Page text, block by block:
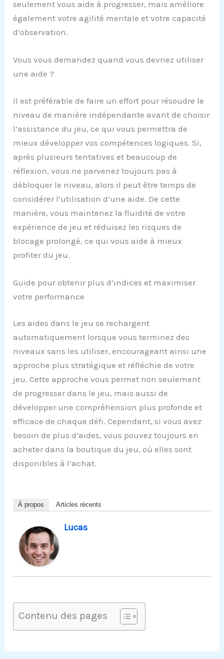
seulement vous aide à progresser, mais améliore
également votre agilité mentale et votre capacité
d’observation.
Vous vous demandez quand vous devriez utiliser
une aide ?
Il est préférable de faire un effort pour résoudre le
niveau de manière indépendante avant de choisir
l’assistance du jeu, ce qui vous permettra de
mieux développer vos compétences logiques. Si,
après plusieurs tentatives et beaucoup de
réflexion, vous ne parvenez toujours pas à
débloquer le niveau, alors il peut être temps de
considérer l’utilisation d’une aide. De cette
manière, vous maintenez la fluidité de votre
expérience de jeu et réduisez les risques de
blocage prolongé, ce qui vous aide à mieux
profiter du jeu.
Guide pour obtenir plus d’indices et maximiser
votre performance
Les aides dans le jeu se rechargent
automatiquement lorsque vous terminez des
niveaux sans les utiliser, encourageant ainsi une
approche plus stratégique et réfléchie de votre
jeu. Cette approche vous permet non seulement
de progresser dans le jeu, mais aussi de
développer une compréhension plus profonde et
efficace de chaque défi. Cependant, si vous avez
besoin de plus d’aides, vous pouvez toujours en
acheter dans la boutique du jeu, où elles sont
disponibles à l’achat.
À propos Articles récents
Lucas
Contenu des pages